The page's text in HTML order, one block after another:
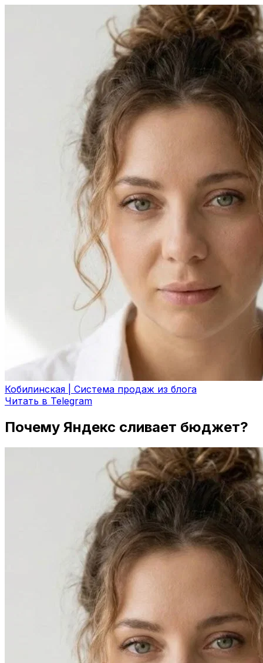
Кобилинская | Система продаж из блога
Читать в Telegram
Почему Яндекс сливает бюджет?